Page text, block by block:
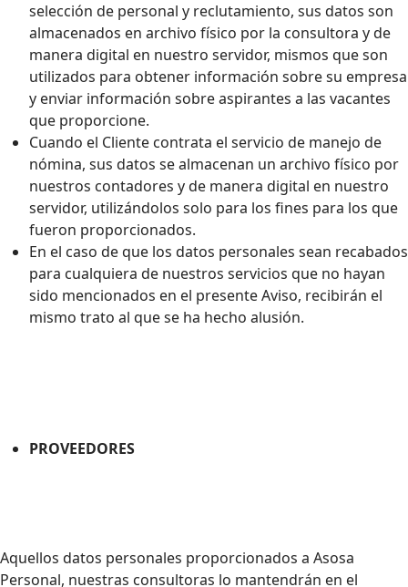
selección de personal y reclutamiento, sus datos son
almacenados en archivo físico por la consultora y de
manera digital en nuestro servidor, mismos que son
utilizados para obtener información sobre su empresa
y enviar información sobre aspirantes a las vacantes
que proporcione.
Cuando el Cliente contrata el servicio de manejo de
nómina, sus datos se almacenan un archivo físico por
nuestros contadores y de manera digital en nuestro
servidor, utilizándolos solo para los fines para los que
fueron proporcionados.
En el caso de que los datos personales sean recabados
para cualquiera de nuestros servicios que no hayan
sido mencionados en el presente Aviso, recibirán el
mismo trato al que se ha hecho alusión.
PROVEEDORES
Aquellos datos personales proporcionados a Asosa
Personal, nuestras consultoras lo mantendrán en el